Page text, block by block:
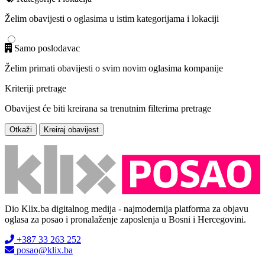
Želim obavijesti o oglasima u istim kategorijama i lokaciji
Samo poslodavac
Želim primati obavijesti o svim novim oglasima kompanije
Kriteriji pretrage
Obavijest će biti kreirana sa trenutnim filterima pretrage
Otkaži Kreiraj obavijest
Dio Klix.ba digitalnog medija - najmodernija platforma za objavu
oglasa za posao i pronalaženje zaposlenja u Bosni i Hercegovini.
+387 33 263 252
posao@klix.ba